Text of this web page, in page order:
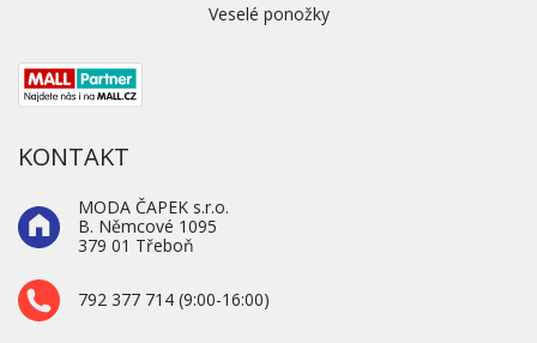
Veselé ponožky
KONTAKT
MODA ČAPEK s.r.o.
B. Němcové 1095
379 01 Třeboň
792 377 714 (9:00-16:00)